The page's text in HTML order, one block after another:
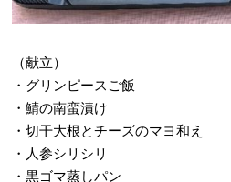
（献立）
・グリンピースご飯
・鯖の南蛮漬け
・切干大根とチーズのマヨ和え
・人参シリシリ
・黒ゴマ蒸しパン